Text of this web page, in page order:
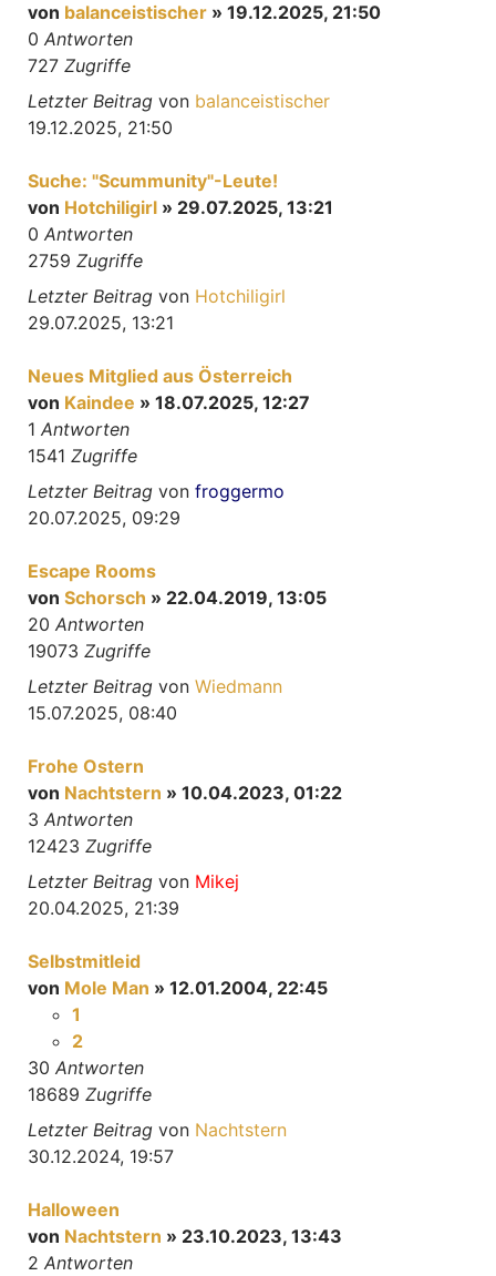
von balanceistischer » 19.12.2025, 21:50
0 Antworten
727 Zugriffe
Letzter Beitrag von balanceistischer
19.12.2025, 21:50
Suche: "Scummunity"-Leute!
von Hotchiligirl » 29.07.2025, 13:21
0 Antworten
2759 Zugriffe
Letzter Beitrag von Hotchiligirl
29.07.2025, 13:21
Neues Mitglied aus Österreich
von Kaindee » 18.07.2025, 12:27
1 Antworten
1541 Zugriffe
Letzter Beitrag von froggermo
20.07.2025, 09:29
Escape Rooms
von Schorsch » 22.04.2019, 13:05
20 Antworten
19073 Zugriffe
Letzter Beitrag von Wiedmann
15.07.2025, 08:40
Frohe Ostern
von Nachtstern » 10.04.2023, 01:22
3 Antworten
12423 Zugriffe
Letzter Beitrag von Mikej
20.04.2025, 21:39
Selbstmitleid
von Mole Man » 12.01.2004, 22:45
1
2
30 Antworten
18689 Zugriffe
Letzter Beitrag von Nachtstern
30.12.2024, 19:57
Halloween
von Nachtstern » 23.10.2023, 13:43
2 Antworten